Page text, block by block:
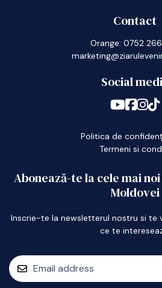
Contact
Orange: 0752
Social
Politica de
Termeni si
Abonează-te la cele mai
Moldovei
Inscrie-te la newsletterul nostru si te
ce te